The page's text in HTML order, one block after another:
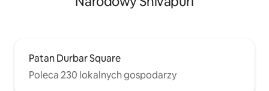
Patan Durbar Square
Poleca 230 lokalnych gospodarzy